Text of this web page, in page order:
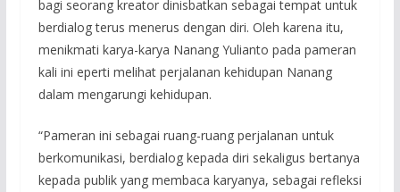
bagi seorang kreator dinisbatkan sebagai tempat untuk
berdialog terus menerus dengan diri. Oleh karena itu,
menikmati karya-karya Nanang Yulianto pada pameran
kali ini eperti melihat perjalanan kehidupan Nanang
dalam mengarungi kehidupan.
“Pameran ini sebagai ruang-ruang perjalanan untuk
berkomunikasi, berdialog kepada diri sekaligus bertanya
kepada publik yang membaca karyanya, sebagai refleksi